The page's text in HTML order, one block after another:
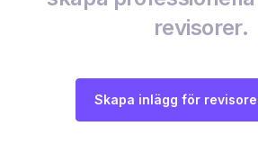
revisorer.
Skapa inlägg för